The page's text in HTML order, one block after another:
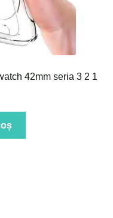
42mm seria 3 2 1